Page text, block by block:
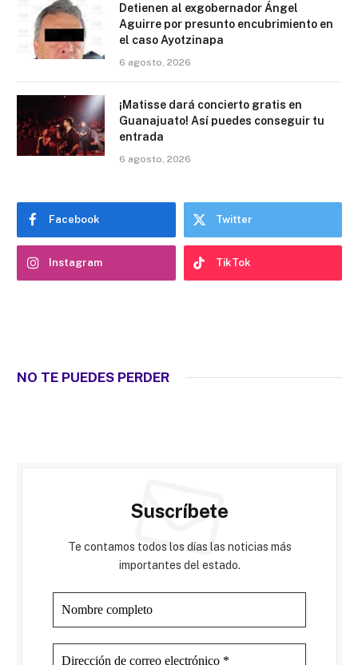
Detienen al exgobernador Ángel
Aguirre por presunto encubrimiento en
el caso Ayotzinapa
6 agosto, 2026
¡Matisse dará concierto gratis en
Guanajuato! Así puedes conseguir tu
entrada
6 agosto, 2026
Facebook Twitter
Instagram TikTok
NO TE PUEDES PERDER
Suscríbete
Te contamos todos los días las noticias más
importantes del estado.